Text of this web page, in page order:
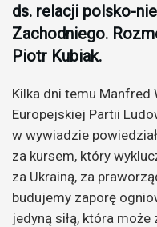
ds. relacji polsko-
Zachodniego.
Piotr Kubiak.
Kilka dni temu Manfred
Europejskiej Partii
w wywiadzie
za kursem, który
za Ukrainą, za
budujemy zaporę
jedyną siłą, która